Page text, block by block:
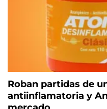
Roban partidas de
antiinflamatoria y